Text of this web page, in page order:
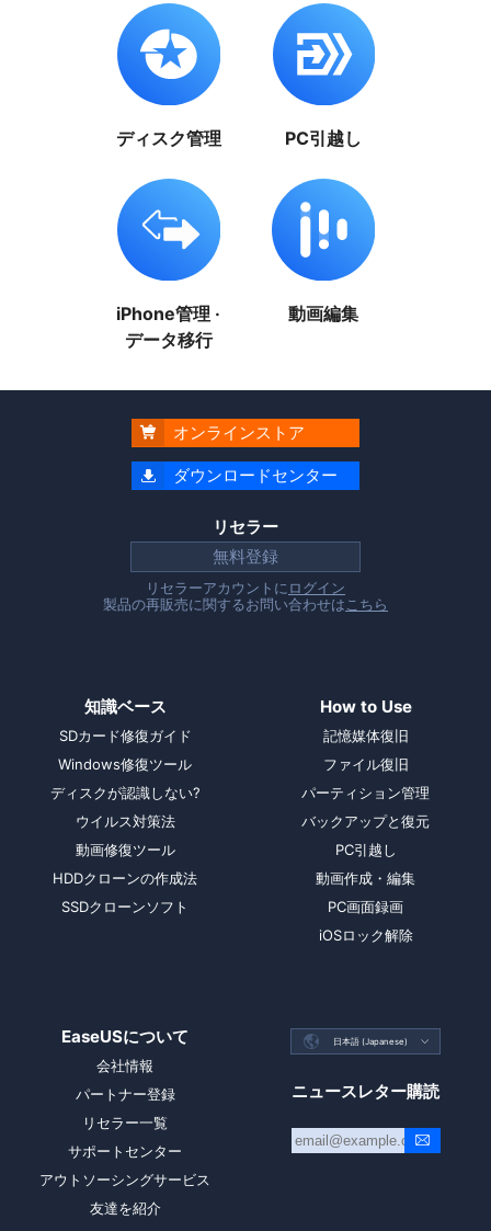
ディスク管理 PC引越し
iPhone管理 ·
データ移行
動画編集
 オンラインストア
 ダウンロードセンター
リセラー
無料登録
リセラーアカウントに ログイン
製品の再販売に関するお問い合わせは こちら
知識ベース
SDカード修復ガイド
Windows修復ツール
ディスクが認識しない?
ウイルス対策法
動画修復ツール
HDDクローンの作成法
SSDクローンソフト
How to Use
記憶媒体復旧
ファイル復旧
パーティション管理
バックアップと復元
PC引越し
動画作成・編集
PC画面録画
iOSロック解除
EaseUSについて
会社情報
パートナー登録
リセラー一覧
サポートセンター
アウトソーシングサービス
友達を紹介
 日本語 (Japanese) 
ニュースレター購読